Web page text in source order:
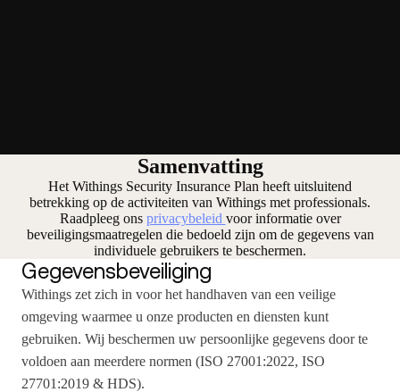
Samenvatting
Het Withings Security Insurance Plan heeft uitsluitend
betrekking op de activiteiten van Withings met professionals.
Raadpleeg ons privacybeleid voor informatie over
beveiligingsmaatregelen die bedoeld zijn om de gegevens van
individuele gebruikers te beschermen.
Gegevensbeveiliging
Withings zet zich in voor het handhaven van een veilige
omgeving waarmee u onze producten en diensten kunt
gebruiken. Wij beschermen uw persoonlijke gegevens door te
voldoen aan meerdere normen (ISO 27001:2022, ISO
27701:2019 & HDS).